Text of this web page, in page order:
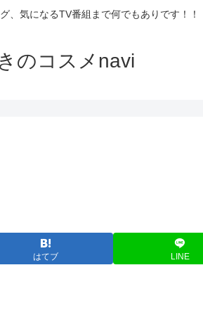
、気になるTV番組まで何でもありです！！
のコスメnavi
はてブ LINE